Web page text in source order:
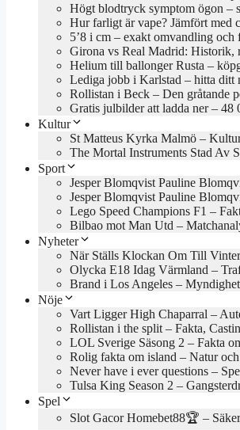
Högt blodtryck symptom ögon –
Hur farligt är vape? Jämfört med
5’8 i cm – exakt omvandling och
Girona vs Real Madrid: Historik,
Helium till ballonger Rusta –
Lediga jobb i Karlstad – hitta ditt
Rollistan i Beck – Den gråtande
Gratis julbilder att ladda ner – 48
Kultur
St Matteus Kyrka Malmö –
The Mortal Instruments Stad Av
Sport
Jesper Blomqvist Pauline
Jesper Blomqvist Pauline
Lego Speed Champions F1 –
Bilbao mot Man Utd –
Nyheter
När Ställs Klockan Om Till
Olycka E18 Idag Värmland –
Brand i Los Angeles –
Nöje
Vart Ligger High Chaparral –
Rollistan i the split – Fakta,
LOL Sverige Säsong 2 – Fakta
Rolig fakta om island – Natur
Never have i ever questions –
Tulsa King Season 2 –
Spel
Slot Gacor Homebet88🏆 –